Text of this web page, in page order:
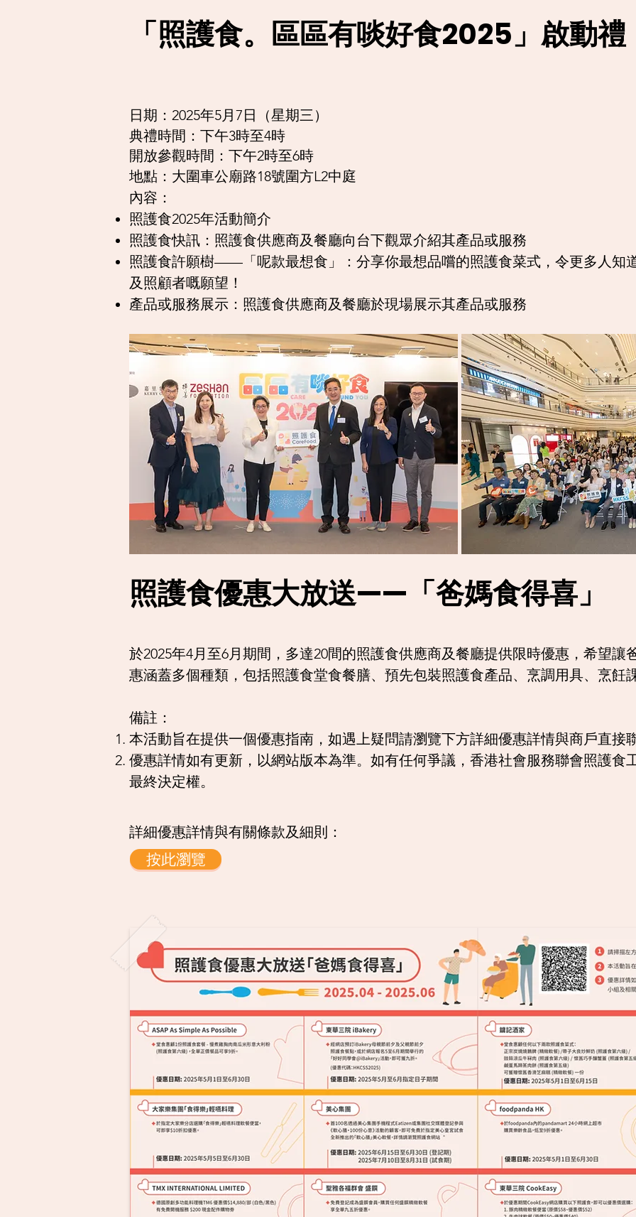
「照護食。區區有啖好食2025」 啟動禮
日期：2025年5月7日（星期三）
典禮時間：下午3時至4時
開放參觀時間：下午2時至6時
地點：大圍車公廟路18號圍方L2中庭
​內容：
​照護食2025年活動簡介
照護食快訊：照護食供應商及餐廳向台下觀眾介紹其產品或服務
照護食許願樹——「呢款最想食」：分享你最想品嚐的照護食菜式，令更多人知
及照顧者嘅願望！
產品或服務展示：照護食供應商及餐廳於現場展示其產品或服務
照護食優惠大放送——「爸媽食得喜」
於2025年4月至6月期間，多達20間的照護食供應商及餐廳提供限時優惠，希望讓
惠涵蓋多個種類，包括照護食堂食餐膳、預先包裝照護食產品、烹調用具、烹飪
​​​備註：
本活動旨在提供一個優惠指南，如遇上疑問請瀏覽下方​詳細優惠詳情與商戶直接
優惠詳情如有更新，以網站版本為準。如有任何爭議，香港社會服務聯會照護食
最終決定權。
​詳細優惠詳情與有關條款及細則：
按此瀏覽